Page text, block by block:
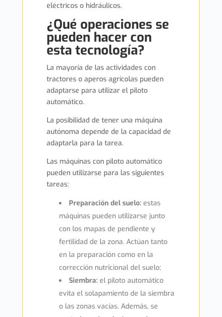
eléctricos o hidráulicos.
¿Qué operaciones se
pueden hacer con
esta tecnología?
La mayoría de las actividades con
tractores o aperos agrícolas pueden
adaptarse para utilizar el piloto
automático.
La posibilidad de tener una máquina
autónoma depende de la capacidad de
adaptarla para la tarea.
Las máquinas con piloto automático
pueden utilizarse para las siguientes
tareas:
Preparación del suelo:estas
máquinas pueden utilizarse junto
con los mapas de pendiente y
fertilidad de la zona. Actúan tanto
en la preparación como en la
corrección nutricional del suelo;
Siembra:el piloto automático
evita el solapamiento de la siembra
o las zonas vacías. Además, se